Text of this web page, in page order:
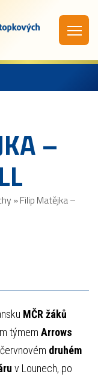
–
»Filip Matějka –
MČR žáků
týmem Arrows
druhém
v Lounech, po